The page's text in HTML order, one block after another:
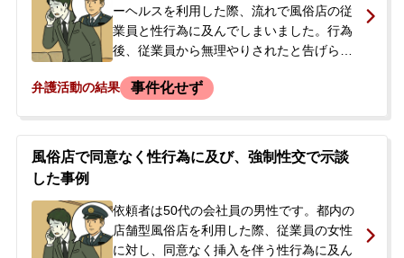
は挿入していない旨を伝えましたが、民事
での争いを避けたいとの思いから、示談を
選択しました。後日、相手方の弁護士から
があり、金額が異常に高額であるとして、
ーヘルスを利用した際、流れで風俗店の従
業員と性行為に及んでしまいました。行為
後、従業員から無理やりされたと告げら
は店のスタッフに問い詰められ、本番行為
で、「当事者間で示談するように」と促
し、その日は連絡先を交換して解散となり
っており、今後の示談交渉を弁護士に依頼
するため、当事務所へご相談に来られまし
た。
弁護活動の結果 事件化せず
風俗店で同意なく性行為に及び、強制性交で示談
した事例
依頼者は50代の会社員の男性です。都内の
店舗型風俗店を利用した際、従業員の女性
に対し、同意なく挿入を伴う性行為に及ん